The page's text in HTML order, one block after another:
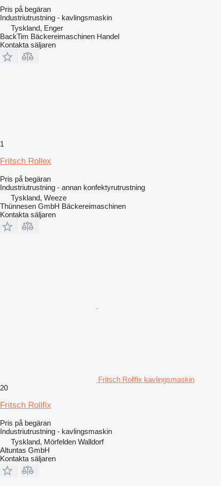
Pris på begäran
Industriutrustning - kavlingsmaskin
Tyskland, Enger
BackTim Bäckereimaschinen Handel
Kontakta säljaren
1
Fritsch Rollex
Pris på begäran
Industriutrustning - annan konfektyrutrustning
Tyskland, Weeze
Thünnesen GmbH Bäckereimaschinen
Kontakta säljaren
Fritsch Rollfix kavlingsmaskin
20
Fritsch Rollfix
Pris på begäran
Industriutrustning - kavlingsmaskin
Tyskland, Mörfelden Walldorf
Altuntas GmbH
Kontakta säljaren